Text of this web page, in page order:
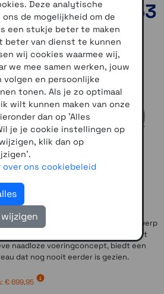
Mat Zwart 53
van de laatste generatie vol met de
C5heeft een volledig nieuw ontwerp
en aerodynamische schaal. Het
naadloze voeringconcept, biedt een
dat nog nooit eerder is gezien.
€ 699,95
Deze analytische
de mogelijkheid om de
een stukje beter te maken
beter van dienst te kunnen
wij cookies waarmee wij,
we mee samen werken, jouw
volgen en persoonlijke
tonen. Als je zo optimaal
wilt kunnen maken van onze
dan op 'Alles
je je cookie instellingen op
klik dan op
over ons cookiebeleid